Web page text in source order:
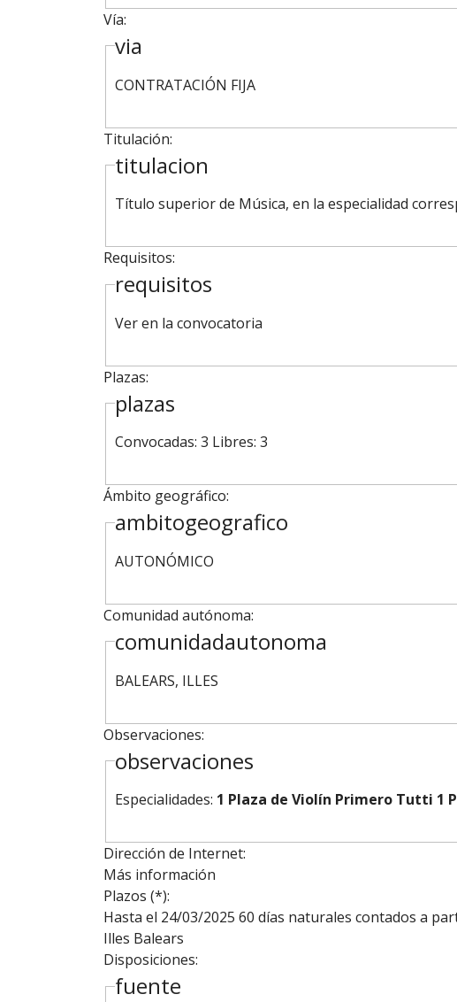
Vía:
via
CONTRATACIÓN FIJA
Titulación:
titulacion
Título superior de Música, en la especialidad
Requisitos:
requisitos
Ver en la convocatoria
Plazas:
plazas
Convocadas: 3 Libres: 3
Ámbito geográfico:
ambitogeografico
AUTONÓMICO
Comunidad autónoma:
comunidadautonoma
BALEARS, ILLES
Observaciones:
observaciones
Especialidades: 1 Plaza de Violín Primero Tutti 1
Dirección de Internet:
Más información
Plazos (*):
Hasta el 24/03/2025 60 días naturales contados a
Illes Balears
Disposiciones:
fuente